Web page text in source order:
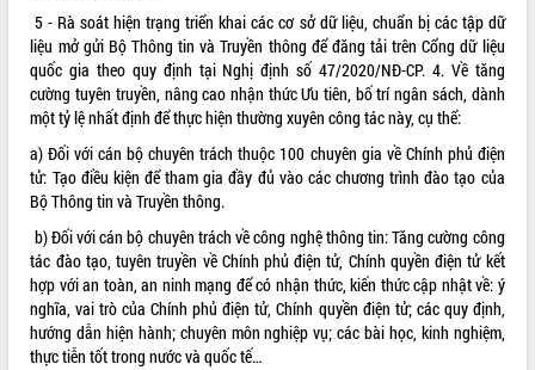
5 - Rà soát hiện trạng triển khai các cơ sở dữ liệu, chuẩn bị các tập dữ
liệu mở gửi Bộ Thông tin và Truyền thông để đăng tải trên Cổng dữ liệu
quốc gia theo quy định tại Nghị định số 47/2020/NĐ-CP. 4. Về tăng
cường tuyên truyền, nâng cao nhận thức Ưu tiên, bố trí ngân sách, dành
một tỷ lệ nhất định để thực hiện thường xuyên công tác này, cụ thể:
a) Đối với cán bộ chuyên trách thuộc 100 chuyên gia về Chính phủ điện
tử: Tạo điều kiện để tham gia đầy đủ vào các chương trình đào tạo của
Bộ Thông tin và Truyền thông.
b) Đối với cán bộ chuyên trách về công nghệ thông tin: Tăng cường công
tác đào tạo, tuyên truyền về Chính phủ điện tử, Chính quyền điện tử kết
hợp với an toàn, an ninh mạng để có nhận thức, kiến thức cập nhật về: ý
nghĩa, vai trò của Chính phủ điện tử, Chính quyền điện tử; các quy định,
hướng dẫn hiện hành; chuyên môn nghiệp vụ; các bài học, kinh nghiệm,
thực tiễn tốt trong nước và quốc tế…